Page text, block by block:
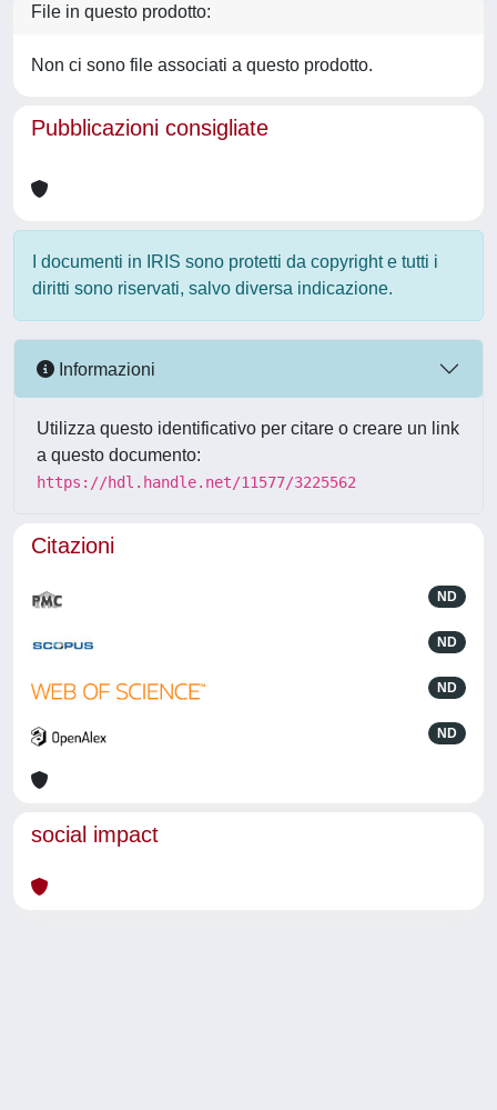
File in questo prodotto:
Non ci sono file associati a questo prodotto.
Pubblicazioni consigliate
I documenti in IRIS sono protetti da copyright e tutti i
diritti sono riservati, salvo diversa indicazione.
Informazioni
Utilizza questo identificativo per citare o creare un link
a questo documento:
https://hdl.handle.net/11577/3225562
Citazioni
ND
ND
ND
ND
social impact